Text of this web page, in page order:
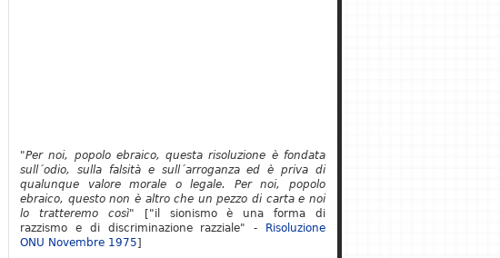
"Per noi, popolo ebraico, questa risoluzione è fondata
sull´odio, sulla falsità e sull´arroganza ed è priva di
qualunque valore morale o legale. Per noi, popolo
ebraico, questo non è altro che un pezzo di carta e noi
lo tratteremo così" ["il sionismo è una forma di
razzismo e di discriminazione razziale" -
Risoluzione
ONU Novembre 1975]